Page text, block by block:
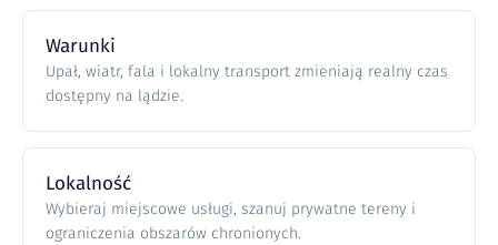
Warunki
Upał, wiatr, fala i lokalny transport zmieniają realny czas
dostępny na lądzie.
Lokalność
Wybieraj miejscowe usługi, szanuj prywatne tereny i
ograniczenia obszarów chronionych.